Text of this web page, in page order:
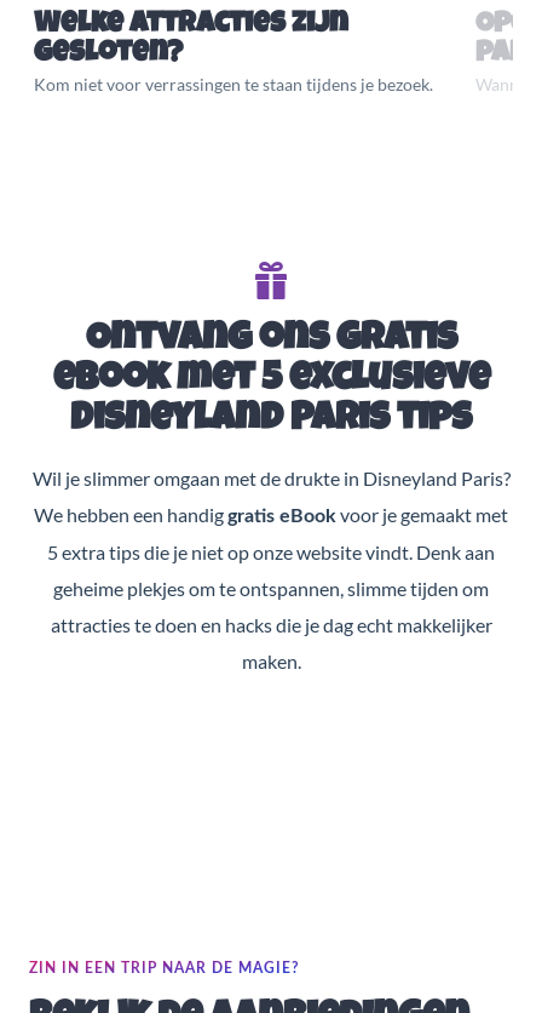
Welke attracties zijn
gesloten?
Kom niet voor verrassingen te staan tijdens je bezoek.
Ontvang ons gratis
eBook met 5 exclusieve
Disneyland Paris tips
Wil je slimmer omgaan met de drukte in Disneyland Paris?
We hebben een handiggratis eBook voor je gemaakt met
5 extra tips die je niet op onze website vindt. Denk aan
geheime plekjes om te ontspannen, slimme tijden om
attracties te doen en hacks die je dag echt makkelijker
maken.
ZIN IN EEN TRIP NAAR DE MAGIE?